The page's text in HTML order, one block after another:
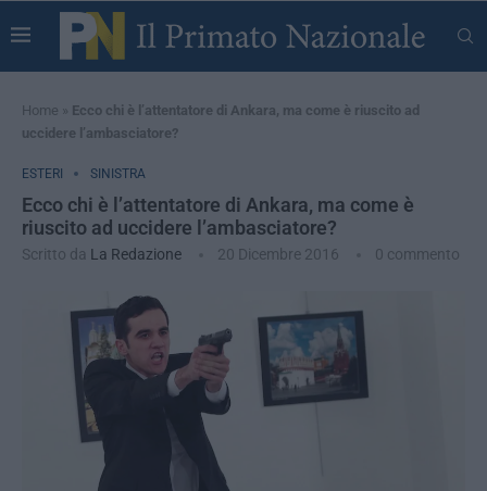
Home » Ecco chi è l’attentatore di Ankara, ma come è riuscito ad
uccidere l’ambasciatore?
ESTERI SINISTRA
Ecco chi è l’attentatore di Ankara, ma come è
riuscito ad uccidere l’ambasciatore?
Scritto da La Redazione 20 Dicembre 2016 0 commento